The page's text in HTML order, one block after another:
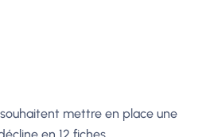
mettre en place une